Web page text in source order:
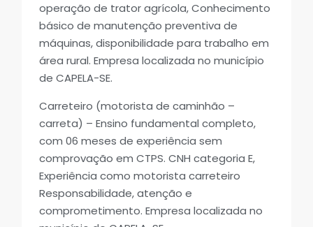
operação de trator agrícola, Conhecimento
básico de manutenção preventiva de
máquinas, disponibilidade para trabalho em
área rural. Empresa localizada no município
de CAPELA-SE.
Carreteiro (motorista de caminhão –
carreta) – Ensino fundamental completo,
com 06 meses de experiência sem
comprovação em CTPS. CNH categoria E,
Experiência como motorista carreteiro
Responsabilidade, atenção e
comprometimento. Empresa localizada no